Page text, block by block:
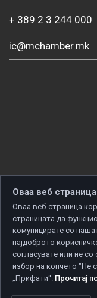
+ 389 2 3 244 000
ic@mchamber.mk
Copyright © 2026
Оваа веб
Оваа веб-страница
страницата да
комуницирате со
најдоброто
согласувате или не
избор на копчето "Не
„Прифати“. Прочитај